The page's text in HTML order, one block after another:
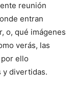
reunión
entran
o, qué imágenes
verás, las
ello
y divertidas.